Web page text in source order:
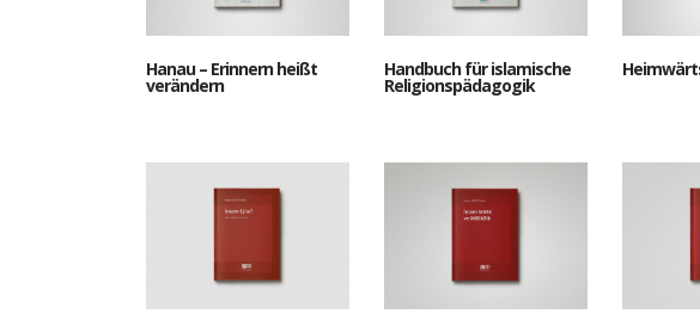
Hanau – Erinnern heißt
verändern
Handbuch für islamische
Religionspädagogik